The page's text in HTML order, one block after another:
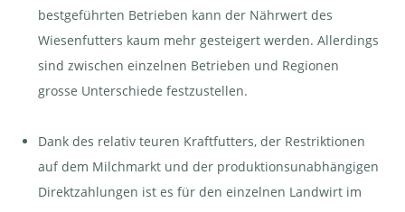
bestgeführten Betrieben kann der Nährwert des
Wiesenfutters kaum mehr gesteigert werden. Allerdings
sind zwischen einzelnen Betrieben und Regionen
grosse Unterschiede festzustellen.
Dank des relativ teuren Kraftfutters, der Restriktionen
auf dem Milchmarkt und der produktionsunabhängigen
Direktzahlungen ist es für den einzelnen Landwirt im